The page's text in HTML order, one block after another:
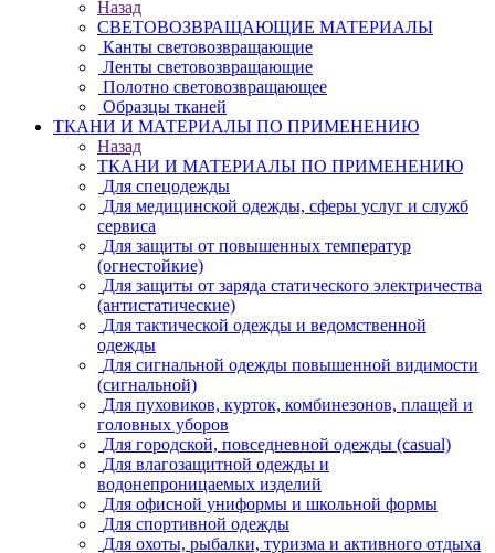
Назад
СВЕТОВОЗВРАЩАЮЩИЕ МАТЕРИАЛЫ
Канты световозвращающие
Ленты световозвращающие
Полотно световозвращающее
Образцы тканей
ТКАНИ И МАТЕРИАЛЫ ПО ПРИМЕНЕНИЮ
Назад
ТКАНИ И МАТЕРИАЛЫ ПО ПРИМЕНЕНИЮ
Для спецодежды
Для медицинской одежды, сферы услуг и служб
сервиса
Для защиты от повышенных температур
(огнестойкие)
Для защиты от заряда статического электричества
(антистатические)
Для тактической одежды и ведомственной
одежды
Для сигнальной одежды повышенной видимости
(сигнальной)
Для пуховиков, курток, комбинезонов, плащей и
головных уборов
Для городской, повседневной одежды (casual)
Для влагозащитной одежды и
водонепроницаемых изделий
Для офисной униформы и школьной формы
Для спортивной одежды
Для охоты, рыбалки, туризма и активного отдыха